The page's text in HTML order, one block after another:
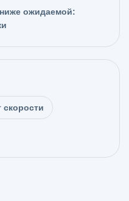
ожидаемой:
скорости